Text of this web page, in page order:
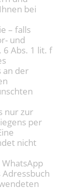
bei
– falls
und
6 Abs. 1 lit. f
an der
nur zur
per
nicht